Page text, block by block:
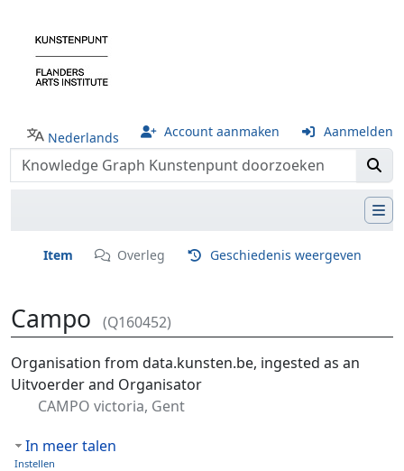
Nederlands Account aanmaken Aanmelden
Item Overleg Geschiedenis weergeven
Campo (Q160452)
Ga naar:navigatie,zoeken
Organisation from data.kunsten.be, ingested as an
Uitvoerder and Organisator
CAMPO victoria, Gent
In meer talen
Instellen